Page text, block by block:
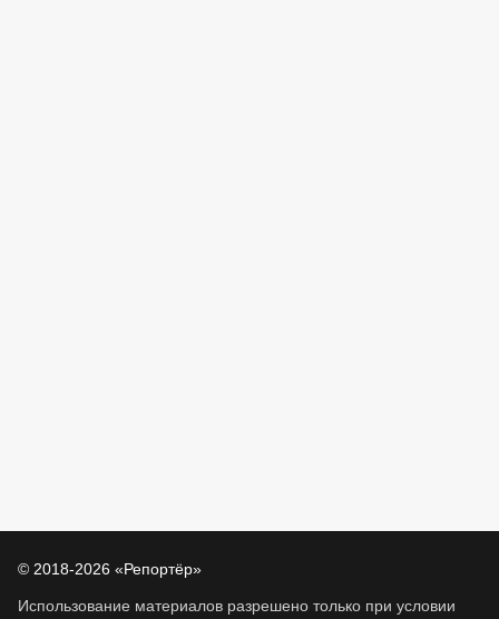
© 2018-2026 «Репортёр»
Использование материалов разрешено только при условии